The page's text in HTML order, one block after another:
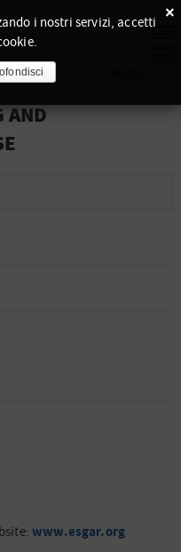
AND
www.esgar.org
×
i nostri servizi, accetti